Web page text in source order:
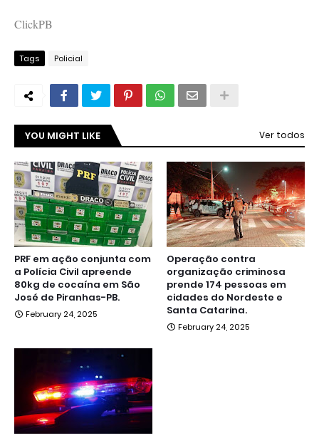
ClickPB
Tags Policial
YOU MIGHT LIKE Ver todos
PRF em ação conjunta com
a Polícia Civil apreende
80kg de cocaína em São
José de Piranhas-PB.
February 24, 2025
Operação contra
organização criminosa
prende 174 pessoas em
cidades do Nordeste e
Santa Catarina.
February 24, 2025